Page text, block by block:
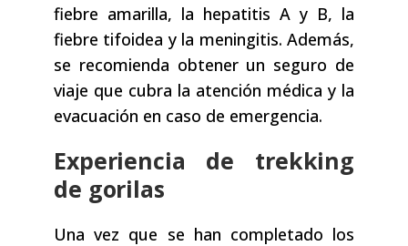
fiebre amarilla, la hepatitis A y B, la
fiebre tifoidea y la meningitis. Además,
se recomienda obtener un seguro de
viaje que cubra la atención médica y la
evacuación en caso de emergencia.
Experiencia de trekking
de gorilas
Una vez que se han completado los